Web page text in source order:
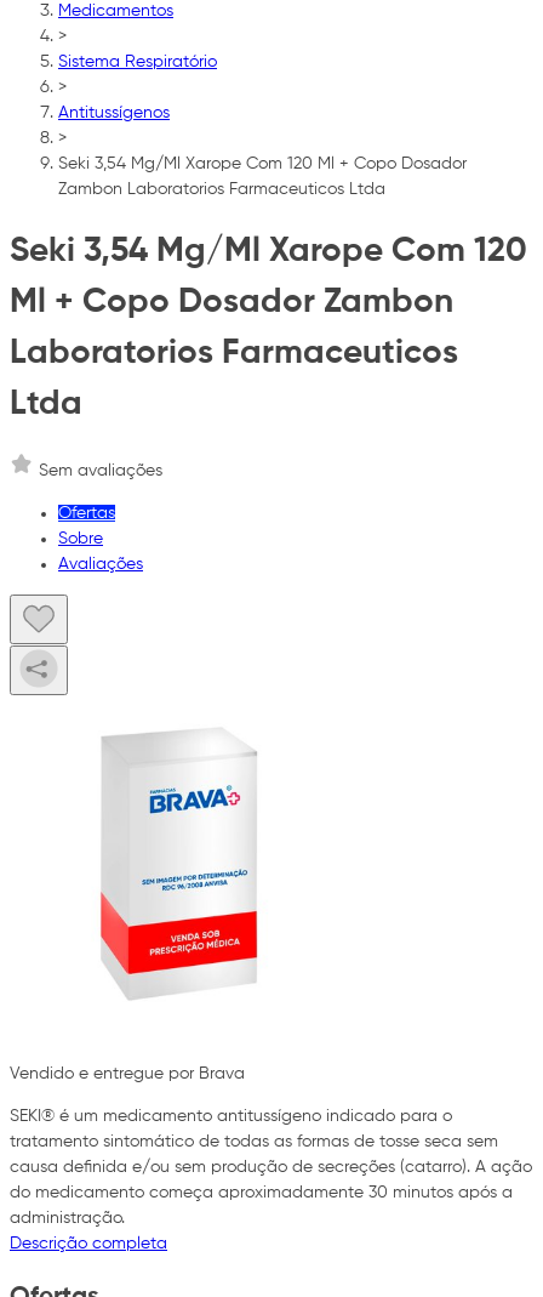
Medicamentos
>
Sistema Respiratório
>
Antitussígenos
>
Seki 3,54 Mg/Ml Xarope Com 120 Ml + Copo Dosador
Zambon Laboratorios Farmaceuticos Ltda
Seki 3,54 Mg/Ml Xarope Com 120
Ml + Copo Dosador Zambon
Laboratorios Farmaceuticos
Ltda
Sem avaliações
Ofertas
Sobre
Avaliações
Vendido e entregue por Brava
SEKI® é um medicamento antitussígeno indicado para o
tratamento sintomático de todas as formas de tosse seca sem
causa definida e/ou sem produção de secreções (catarro). A ação
do medicamento começa aproximadamente 30 minutos após a
administração.
Descrição completa